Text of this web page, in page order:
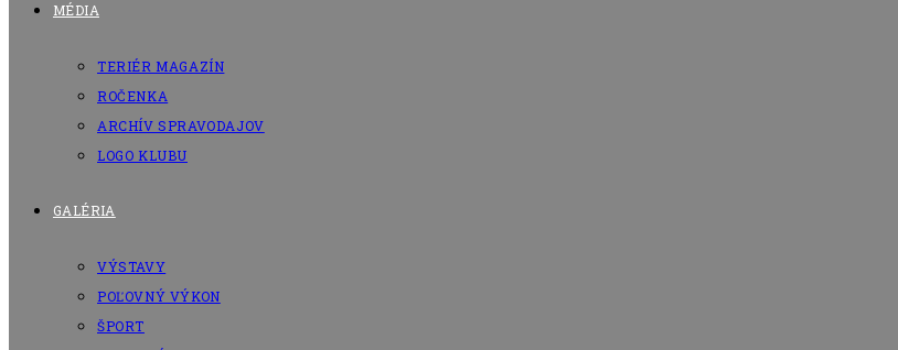
MÉDIA
TERIÉR MAGAZÍN
ROČENKA
ARCHÍV SPRAVODAJOV
LOGO KLUBU
GALÉRIA
VÝSTAVY
POĽOVNÝ VÝKON
ŠPORT